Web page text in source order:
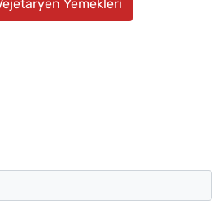
Yemekleri